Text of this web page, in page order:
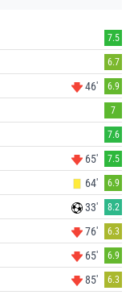
7.5
6.7
46' 6.9
7
7.6
65' 7.5
64' 6.9
33' 8.2
76' 6.3
65' 6.9
85' 6.3